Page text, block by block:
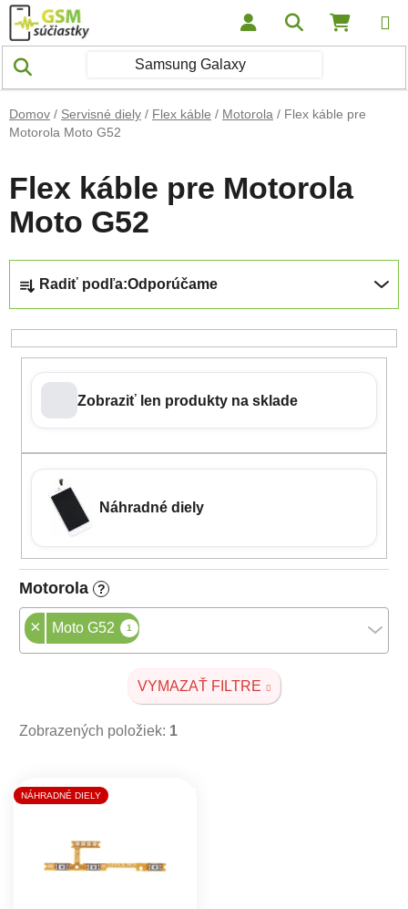
Prejsť na obsah Hľadať
Domov / Servisné diely / Flex káble / Motorola / Flex káble pre
Motorola Moto G52
Flex káble pre Motorola
Moto G52
Radiť podľa:Odporúčame
Zobraziť len produkty na sklade
Náhradné diely
Motorola ?
× Moto G52 1
VYMAZAŤ FILTRE
Zobrazených položiek: 1
Výpis produktov
NÁHRADNÉ DIELY